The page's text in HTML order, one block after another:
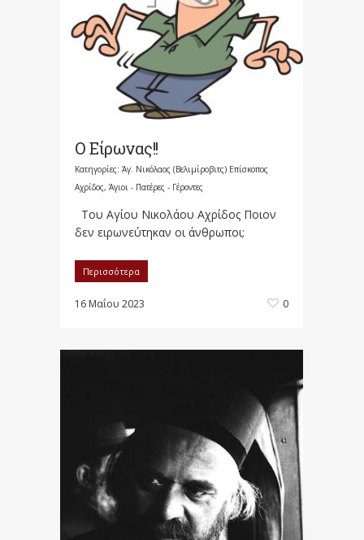
Ο Είρωνας!!
Κατηγορίες: Άγ. Νικόλαος (Βελιμίροβιτς) Επίσκοπος
Αχρίδος, Άγιοι - Πατέρες - Γέροντες
Του Αγίου Νικολάου Αχρίδος Ποιον
δεν ειρωνεύτηκαν οι άνθρωποι;
Περισσότερα
16 Μαΐου 2023 0